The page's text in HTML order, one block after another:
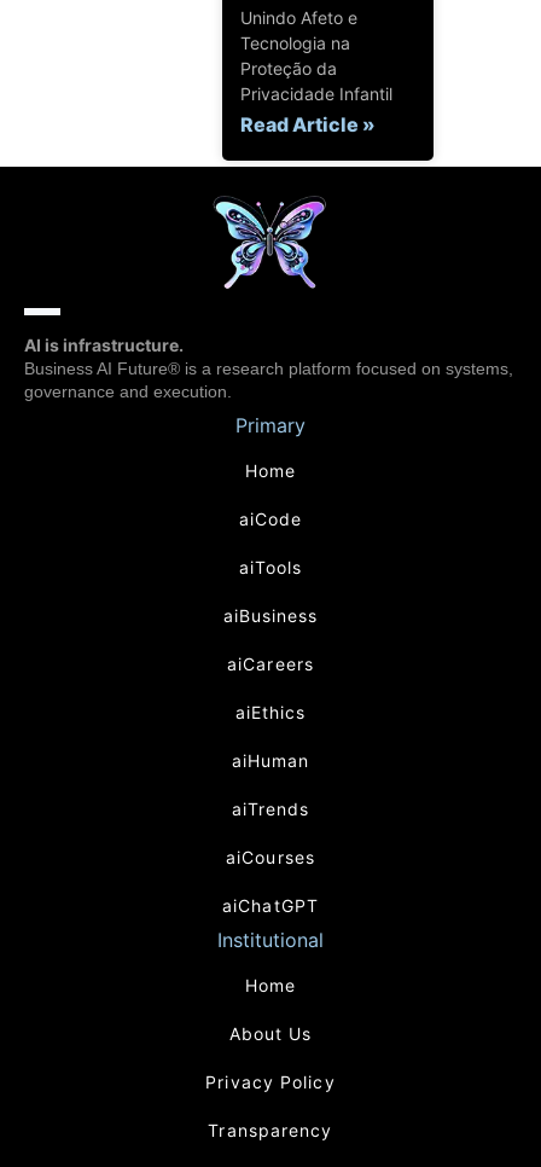
Unindo Afeto e
Tecnologia na
Proteção da
Privacidade Infantil
Read Article »
AI is infrastructure.
Business AI Future® is a research platform focused on systems,
governance and execution.
Primary
Home
aiCode
aiTools
aiBusiness
aiCareers
aiEthics
aiHuman
aiTrends
aiCourses
aiChatGPT
Institutional
Home
About Us
Privacy Policy
Transparency